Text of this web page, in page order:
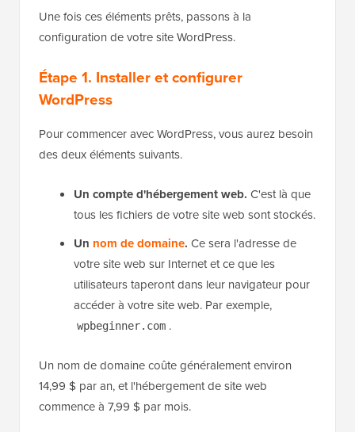
Une fois ces éléments prêts, passons à la
configuration de votre site WordPress.
Étape 1. Installer et configurer
WordPress
Pour commencer avec WordPress, vous aurez besoin
des deux éléments suivants.
Un compte d'hébergement web. C'est là que
tous les fichiers de votre site web sont stockés.
Un nom de domaine. Ce sera l'adresse de
votre site web sur Internet et ce que les
utilisateurs taperont dans leur navigateur pour
accéder à votre site web. Par exemple,
wpbeginner.com .
Un nom de domaine coûte généralement environ
14,99 $ par an, et l'hébergement de site web
commence à 7,99 $ par mois.